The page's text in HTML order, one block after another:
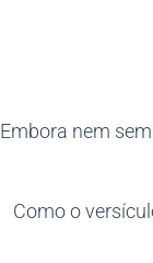
Embora nem
Como o